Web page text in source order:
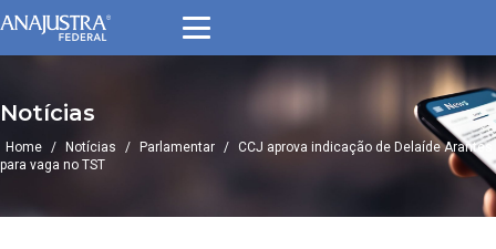
Notícias
Home / Notícias / Parlamentar / CCJ aprova indicação de Delaíde Arantes
para vaga no TST